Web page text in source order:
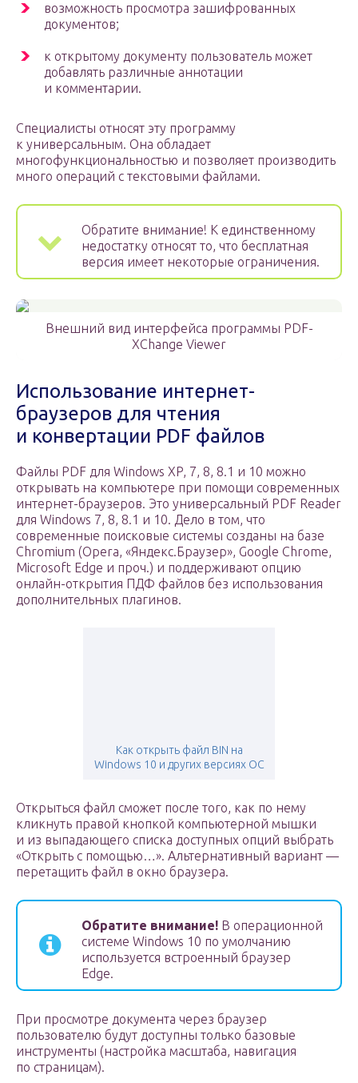
возможность просмотра зашифрованных
документов;
к открытому документу пользователь может
добавлять различные аннотации
и комментарии.
Специалисты относят эту программу
к универсальным. Она обладает
многофункциональностью и позволяет производить
много операций с текстовыми файлами.
Обратите внимание! К единственному
недостатку относят то, что бесплатная
версия имеет некоторые ограничения.
Внешний вид интерфейса программы PDF-
XChange Viewer
Использование интернет-
браузеров для чтения
и конвертации PDF файлов
Файлы PDF для Windows XP, 7, 8, 8.1 и 10 можно
открывать на компьютере при помощи современных
интернет-браузеров. Это универсальный PDF Reader
для Windows 7, 8, 8.1 и 10. Дело в том, что
современные поисковые системы созданы на базе
Chromium (Opera, «Яндекс.Браузер», Google Chrome,
Microsoft Edge и проч.) и поддерживают опцию
онлайн-открытия ПДФ файлов без использования
дополнительных плагинов.
Как открыть файл BIN на
Windows 10 и других версиях ОС
Открыться файл сможет после того, как по нему
кликнуть правой кнопкой компьютерной мышки
и из выпадающего списка доступных опций выбрать
«Открыть с помощью…». Альтернативный вариант —
перетащить файл в окно браузера.
Обратите внимание! В операционной
системе Windows 10 по умолчанию
используется встроенный браузер
Edge.
При просмотре документа через браузер
пользователю будут доступны только базовые
инструменты (настройка масштаба, навигация
по страницам).